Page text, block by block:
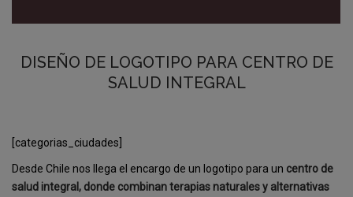
DISEÑO DE LOGOTIPO PARA CENTRO DE
SALUD INTEGRAL
[categorias_ciudades]
Desde Chile nos llega el encargo de un logotipo para un centro de
salud integral, donde combinan terapias naturales y alternativas